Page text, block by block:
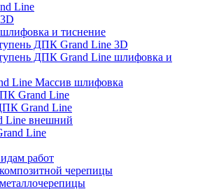
Line
и тиснение
ДПК Grand Line 3D
ДПК Grand Line шлифовка и
Line Массив шлифовка
Grand Line
Grand Line
Line внешний
Line
работ
черепицы